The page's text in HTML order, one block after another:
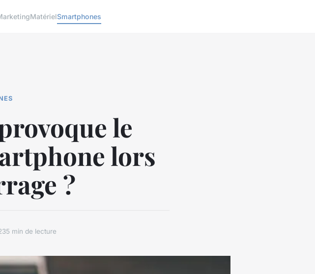
MatérielSmartphones
le
lors
?
5 min de lecture